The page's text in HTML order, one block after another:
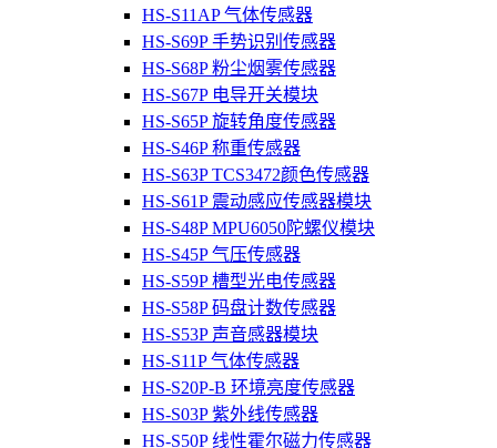
HS-S11AP 气体传感器
HS-S69P 手势识别传感器
HS-S68P 粉尘烟雾传感器
HS-S67P 电导开关模块
HS-S65P 旋转角度传感器
HS-S46P 称重传感器
HS-S63P TCS3472颜色传感器
HS-S61P 震动感应传感器模块
HS-S48P MPU6050陀螺仪模块
HS-S45P 气压传感器
HS-S59P 槽型光电传感器
HS-S58P 码盘计数传感器
HS-S53P 声音感器模块
HS-S11P 气体传感器
HS-S20P-B 环境亮度传感器
HS-S03P 紫外线传感器
HS-S50P 线性霍尔磁力传感器